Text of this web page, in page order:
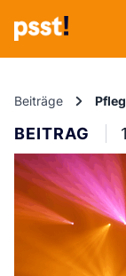
Beiträge
BEITRAG